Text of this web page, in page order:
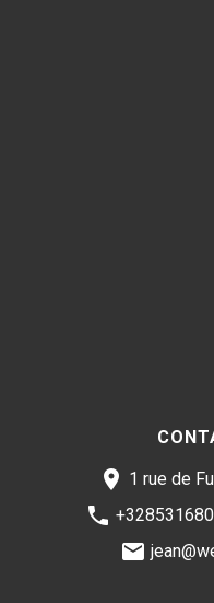
1 rue de